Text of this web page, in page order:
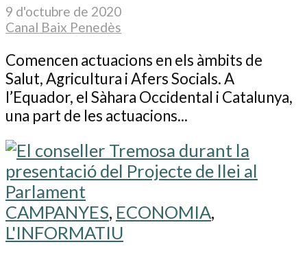
9 d'octubre de 2020
Canal Baix Penedès
Comencen actuacions en els àmbits de
Salut, Agricultura i Afers Socials. A
l’Equador, el Sàhara Occidental i Catalunya,
una part de les actuacions...
CAMPANYES, ECONOMIA,
L'INFORMATIU